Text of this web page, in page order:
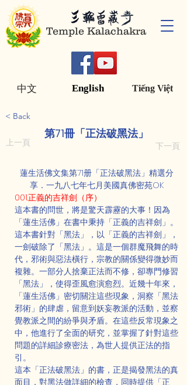
Temple Kalachakra
English Tiếng Việt
中文
< Back
第71冊「正法破黑法」
上一頁 下一頁
蓮生活佛文集第71册「正法破黑法」精選分
享．一九八七年七月美國真佛密苑OK
001.正義的吉祥劍（序）
這本書的問世，將是驚天霹靂的大事！因為
「蓮生活佛」在書中秉持「正義的吉祥劍」。
這本書針對「黑法」，以「正義的吉祥劍」，
一劍破除了「黑法」。這是一個群魔飛舞的時
代，邪術與惡法橫行，宗教的關係變得微妙而
複雜。一部分人捨棄正法而不修，卻專門修習
「黑法」，使得歪風愈演愈烈。近幾十年來，
「蓮生活佛」密切關注這些現象，洞察「黑法
邪術」的肆虐，留意到妖妄教派的活動，並察
覺教派之間的紛爭與矛盾。在這些反常現象之
中，他進行了全面的研究，並掌握了針對這些
問題的詳細診療密法，為世人提供正法的指
引。
這本「正法破黑法」的書，正是揭發黑法的真
面目，對黑法做詳細的檢查，同時提供「正